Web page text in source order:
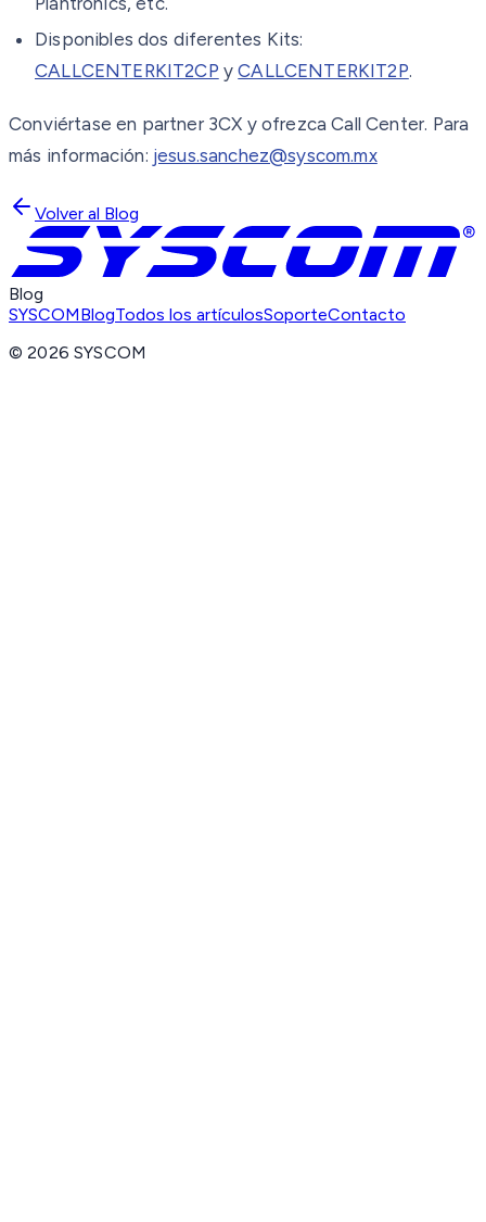
Disponibles dos diferentes Kits:
CALLCENTERKIT2CP yCALLCENTERKIT2P.
Conviértase en partner 3CX y ofrezca Call Center. Para
más información: jesus.sanchez@syscom.mx
Volver al Blog
Blog
SYSCOMBlogTodos los artículosSoporteContacto
©2026 SYSCOM